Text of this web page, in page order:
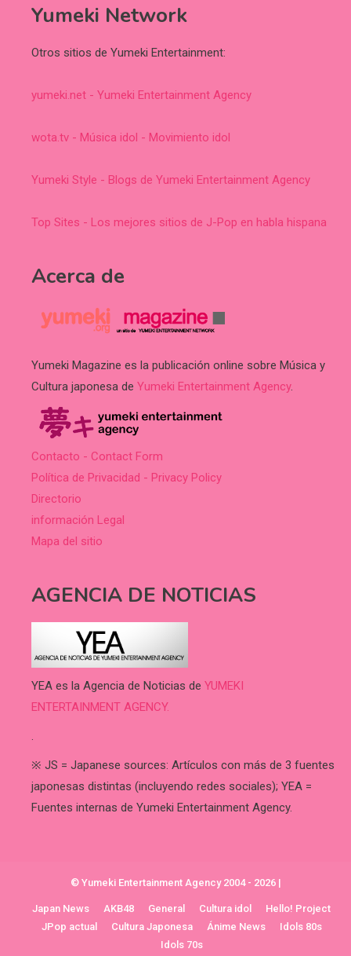
Yumeki Network
Otros sitios de Yumeki Entertainment:
yumeki.net - Yumeki Entertainment Agency
wota.tv - Música idol - Movimiento idol
Yumeki Style - Blogs de Yumeki Entertainment Agency
Top Sites - Los mejores sitios de J-Pop en habla hispana
Acerca de
Yumeki Magazine es la publicación online sobre Música y
Cultura japonesa de Yumeki Entertainment Agency.
Contacto - Contact Form
Política de Privacidad - Privacy Policy
Directorio
información Legal
Mapa del sitio
AGENCIA DE NOTICIAS
YEA es la Agencia de Noticias de YUMEKI
ENTERTAINMENT AGENCY.
.
※ JS = Japanese sources: Artículos con más de 3 fuentes
japonesas distintas (incluyendo redes sociales); YEA =
Fuentes internas de Yumeki Entertainment Agency.
© Yumeki Entertainment Agency 2004 - 2026 |
Japan News AKB48 General Cultura idol
Hello! Project
JPop actual
Cultura Japonesa Ánime News
Idols 80s
Idols 70s